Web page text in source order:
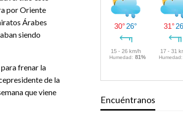
por Oriente
Árabes
siendo
frenar la
de la
que viene
Encuéntranos